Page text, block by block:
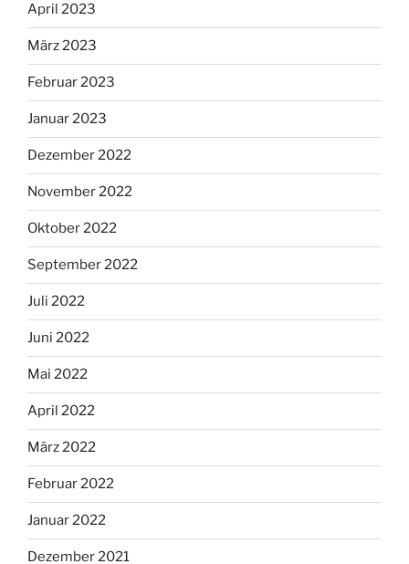
April 2023
März 2023
Februar 2023
Januar 2023
Dezember 2022
November 2022
Oktober 2022
September 2022
Juli 2022
Juni 2022
Mai 2022
April 2022
März 2022
Februar 2022
Januar 2022
Dezember 2021